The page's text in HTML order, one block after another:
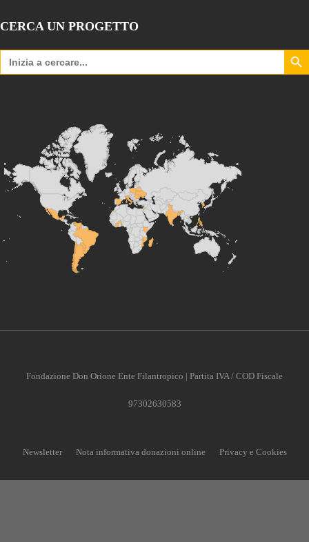
CERCA UN PROGETTO
Search
for:
Search
Fondazione Don Orione Ente Filantropico | Partita IVA / COD Fiscale
97302630583
Newsletter Nota informativa donazioni online Privacy e Cookies